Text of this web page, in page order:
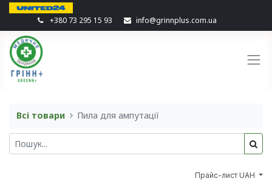
+380 73 295 15 93 info@grinnplus.com.ua
Всі товари Пила для ампутації
Прайс-лист UAH